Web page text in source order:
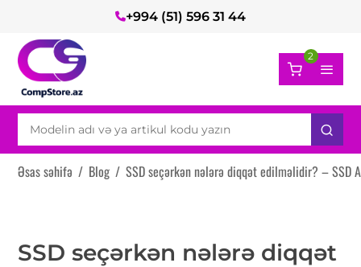
+994 (51) 596 31 44
2
Əsas səhifə / Blog / SSD seçərkən nələrə diqqət edilməlidir? – SSD
SSD seçərkən nələrə diqqət